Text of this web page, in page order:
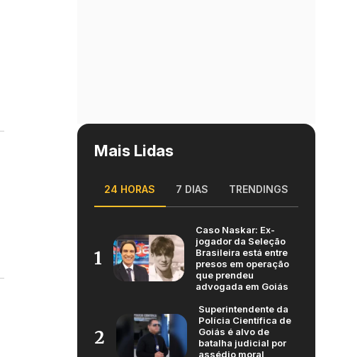
Mais Lidas
24 HORAS 7 DIAS TRENDINGS
1
Caso Naskar: Ex-
jogador da Seleção
Brasileira está entre
presos em operação
que prendeu
advogada em Goiás
2
Superintendente da
Polícia Científica de
Goiás é alvo de
batalha judicial por
assédio moral